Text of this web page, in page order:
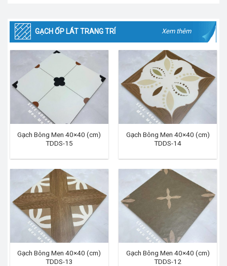
GẠCH ỐP LÁT TRANG TRÍ Xem thêm
Gạch Bông Men 40×40 (cm)
TDDS-15
Gạch Bông Men 40×40 (cm)
TDDS-14
Gạch Bông Men 40×40 (cm)
TDDS-13
Gạch Bông Men 40×40 (cm)
TDDS-12